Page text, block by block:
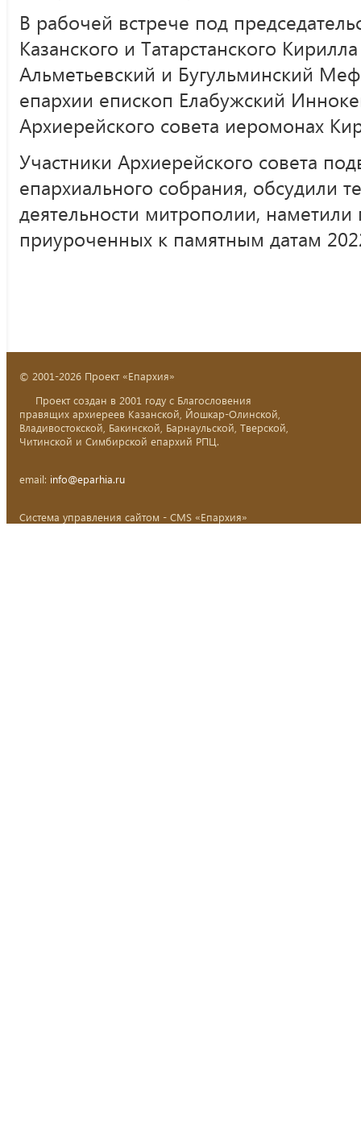
В рабочей встрече под
Казанского и Татарстанского
Альметьевский и Бугульминский
епархии епископ Елабужский
Архиерейского совета иеромонах
Участники Архиерейского совета
епархиального собрания, обсудили
деятельности митрополии,
приуроченных к памятным датам
© 2001-2026 Проект «Епархия»
Проект создан в 2001 году с Благословения
правящих архиереев Казанской, Йошкар-Олинской,
Владивостокской, Бакинской, Барнаульской, Тверской,
Читинской и Симбирской епархий РПЦ.
email: info@eparhia.ru
Система управления сайтом - CMS «Епархия»